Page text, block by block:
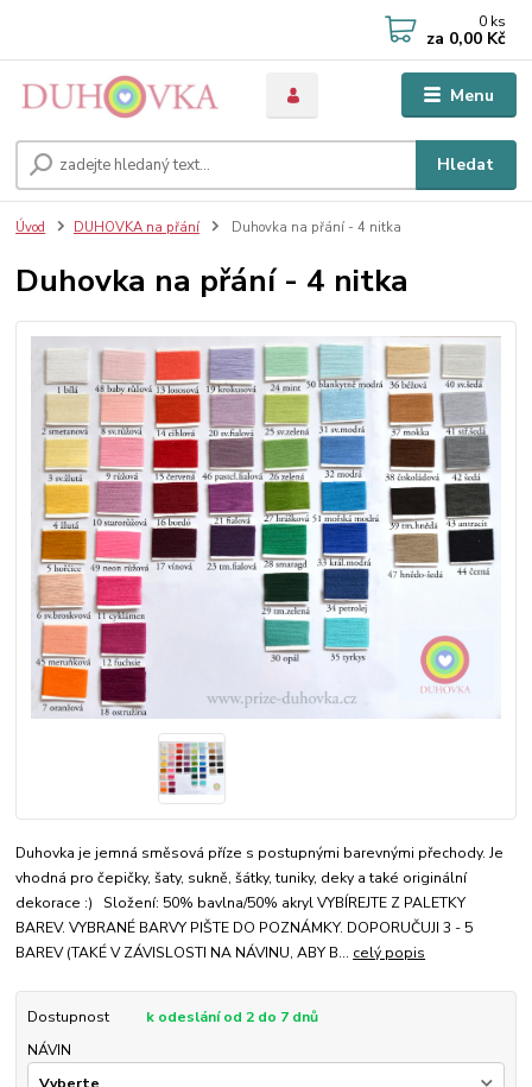
Menu
Hledat
0 ks
za 0,00 Kč
Úvod DUHOVKA na přání Duhovka na přání - 4 nitka
Duhovka na přání - 4 nitka
Duhovka je jemná směsová příze s postupnými barevnými přechody. Je
vhodná pro čepičky, šaty, sukně, šátky, tuniky, deky a také originální
dekorace :) Složení: 50% bavlna/50% akryl VYBÍREJTE Z PALETKY
BAREV. VYBRANÉ BARVY PIŠTE DO POZNÁMKY. DOPORUČUJI 3 - 5
BAREV (TAKÉ V ZÁVISLOSTI NA NÁVINU, ABY B... celý popis
Dostupnost
k odeslání od 2 do 7 dnů
NÁVIN